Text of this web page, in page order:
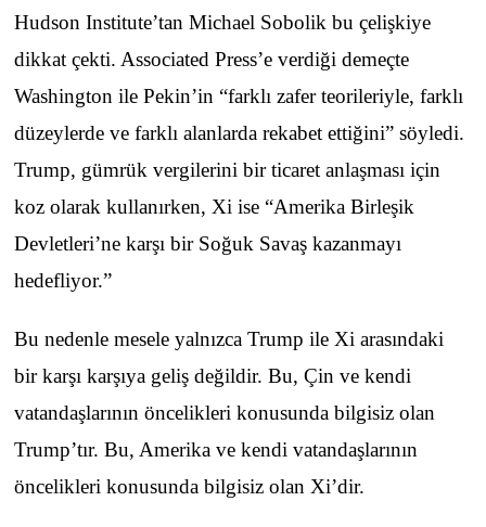
Hudson Institute’tan Michael Sobolik bu çelişkiye
dikkat çekti. Associated Press’e verdiği demeçte
Washington ile Pekin’in “farklı zafer teorileriyle, farklı
düzeylerde ve farklı alanlarda rekabet ettiğini” söyledi.
Trump, gümrük vergilerini bir ticaret anlaşması için
koz olarak kullanırken, Xi ise “Amerika Birleşik
Devletleri’ne karşı bir Soğuk Savaş kazanmayı
hedefliyor.”
Bu nedenle mesele yalnızca Trump ile Xi arasındaki
bir karşı karşıya geliş değildir. Bu, Çin ve kendi
vatandaşlarının öncelikleri konusunda bilgisiz olan
Trump’tır. Bu, Amerika ve kendi vatandaşlarının
öncelikleri konusunda bilgisiz olan Xi’dir.